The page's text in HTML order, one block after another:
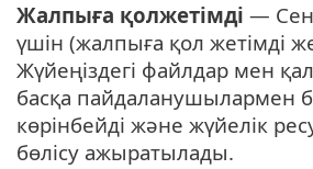
Жалпыға қолжетімді —
үшін (жалпыға қол жетімді
Жүйеңіздегі файлдар мен
басқа пайдаланушылармен
көрінбейді және жүйелік
бөлісу ажыратылады.